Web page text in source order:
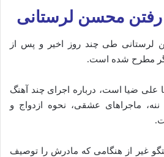
محسن لرستانی
لرستانی طی چند روز اخیر و پس از
دیگر مطرح شده است.
با علی ضیا است، درباره اجرای چند آهنگ
ماجراهای عشقی، نحوه ازدواج و
غیر از هنگامی که مادرش را توصیف